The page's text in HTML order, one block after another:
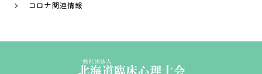
コロナ関連情報